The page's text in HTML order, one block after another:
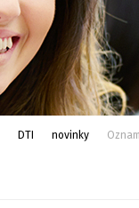
DTI novinky